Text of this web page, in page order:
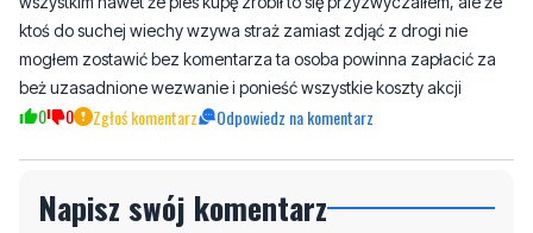
Juzek poniedziałek, 19 maja 2025 - 07:57:58
Musiałem tu wrocic i skomentować, nadmorski że pisze o
wszystkim nawet że pies kupę zrobił to się przyzwyczaiłem, ale że
ktoś do suchej wiechy wzywa straż zamiast zdjąć z drogi nie
0 0 Zgłoś komentarz Odpowiedz na komentarz